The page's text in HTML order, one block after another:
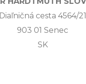
Diaľničná cesta 4564/21
903 01 Senec
SK